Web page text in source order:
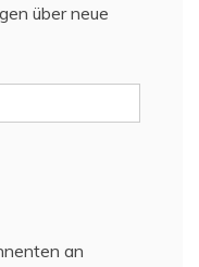
über neue
an